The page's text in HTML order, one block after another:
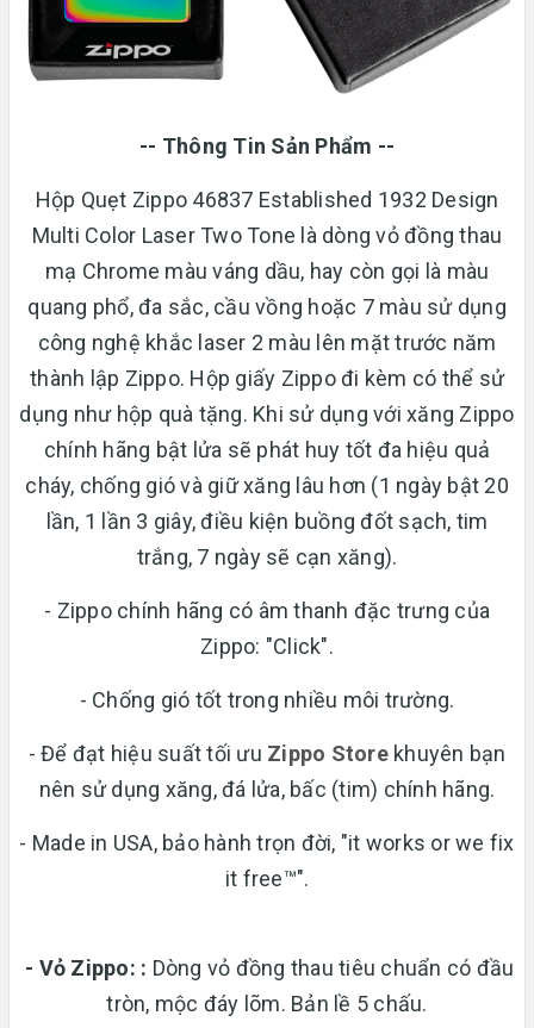
-- Thông Tin Sản Phẩm --
Hộp Quẹt Zippo 46837 Established 1932 Design
Multi Color Laser Two Tone là dòng vỏ đồng thau
mạ Chrome màu váng dầu, hay còn gọi là màu
quang phổ, đa sắc, cầu vồng hoặc 7 màu sử dụng
công nghệ khắc laser 2 màu lên mặt trước năm
thành lập Zippo. Hộp giấy Zippo đi kèm có thể sử
dụng như hộp quà tặng. Khi sử dụng với xăng Zippo
chính hãng bật lửa sẽ phát huy tốt đa hiệu quả
cháy, chống gió và giữ xăng lâu hơn (1 ngày bật 20
lần, 1 lần 3 giây, điều kiện buồng đốt sạch, tim
trắng, 7 ngày sẽ cạn xăng).
- Zippo chính hãng có âm thanh đặc trưng của
Zippo: "Click".
- Chống gió tốt trong nhiều môi trường.
- Để đạt hiệu suất tối ưu Zippo Storekhuyên bạn
nên sử dụng xăng, đá lửa, bấc (tim) chính hãng.
- Made in USA, bảo hành trọn đời, "it works or we fix
it free™".
- Vỏ Zippo: : Dòng vỏ đồng thau tiêu chuẩn có đầu
tròn, mộc đáy lõm. Bản lề 5 chấu.